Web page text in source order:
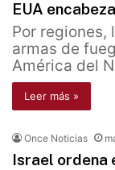
EUA
Por regiones,
armas de
América del
Leer más »
Once Noticias
Israel ordena